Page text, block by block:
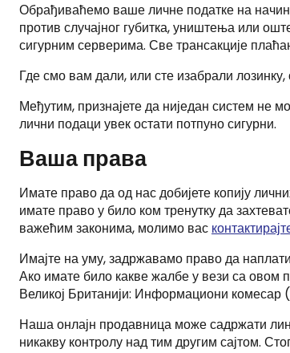
Обрађиваћемо ваше личне податке на начин
против случајног губитка, уништења или
сигурним серверима. Све трансакције
Где смо вам дали, или сте изабрали
Међутим, признајете да ниједан систем не
лични подаци увек остати потпуно сигурни.
Ваша права
Имате право да од нас добијете копију
имате право у било ком тренутку да
важећим законима, молимо вас
Имајте на уму, задржавамо право да
Ако имате било какве жалбе у вези са овом
Великој Британији: Информациони
Наша онлајн продавница може садржати
никакву контролу над тим другим сајтом.